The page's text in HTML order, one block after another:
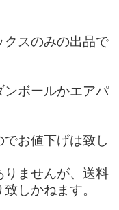
クスのみの出品で
ンボールかエアパ
お値下げは致し
りませんが、送料
しかねます。